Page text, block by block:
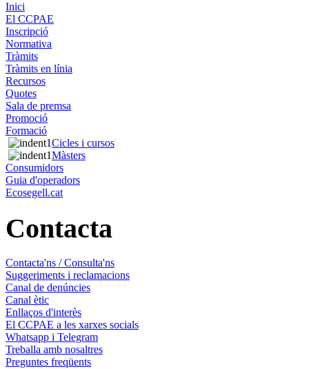
Inici
El CCPAE
Inscripció
Normativa
Tràmits
Tràmits en línia
Recursos
Quotes
Sala de premsa
Promoció
Formació
Cicles i cursos
Màsters
Consumidors
Guia d'operadors
Ecosegell.cat
Contacta
Contacta'ns / Consulta'ns
Suggeriments i reclamacions
Canal de denúncies
Canal ètic
Enllaços d'interès
El CCPAE a les xarxes socials
Whatsapp i Telegram
Treballa amb nosaltres
Preguntes freqüents